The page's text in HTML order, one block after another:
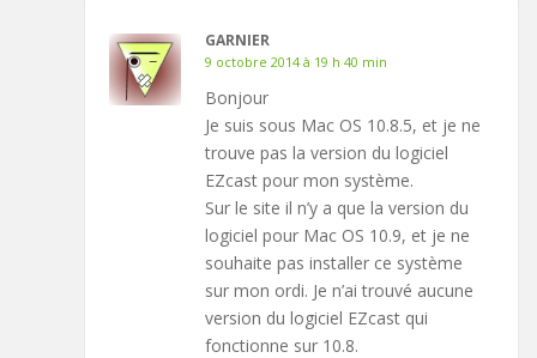
GARNIER
9 octobre 2014 à 19 h 40 min
Bonjour
Je suis sous Mac OS 10.8.5, et je ne
trouve pas la version du logiciel
EZcast pour mon système.
Sur le site il n’y a que la version du
logiciel pour Mac OS 10.9, et je ne
souhaite pas installer ce système
sur mon ordi. Je n’ai trouvé aucune
version du logiciel EZcast qui
fonctionne sur 10.8.